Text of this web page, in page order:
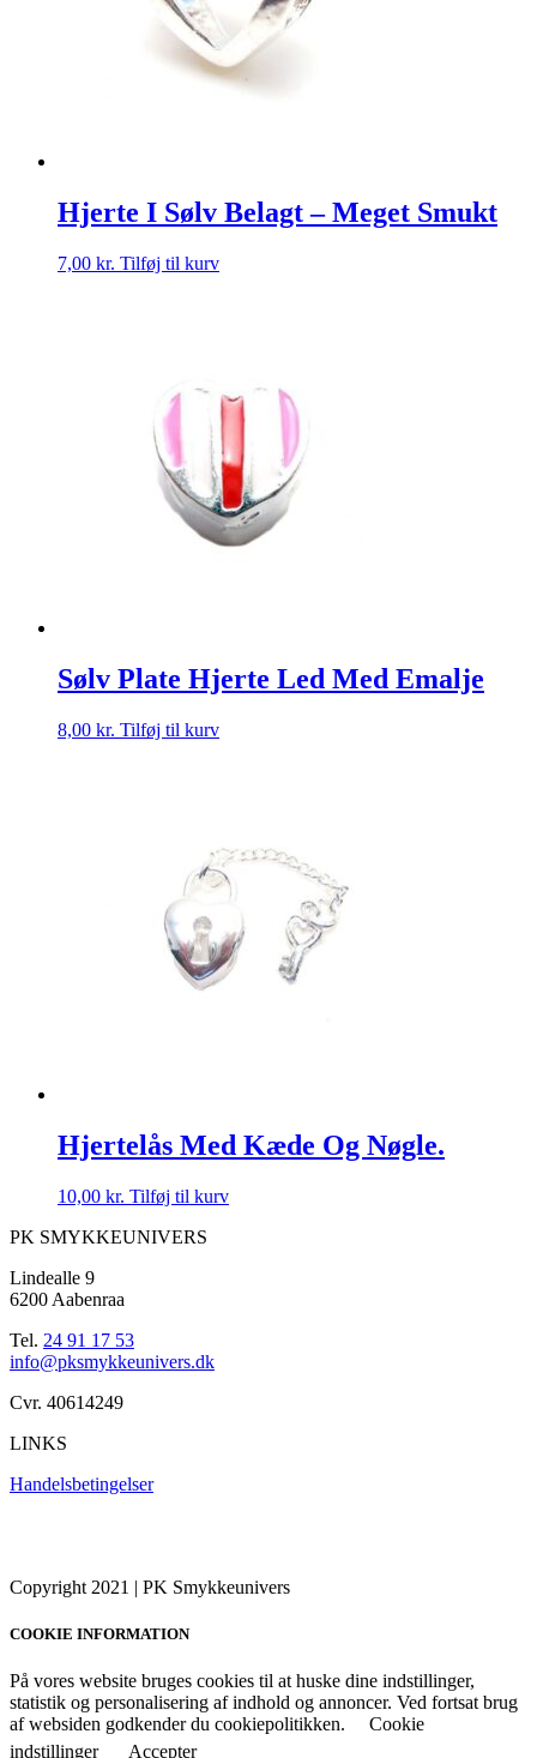
Hjerte I Sølv Belagt – Meget Smukt
7,00 kr. Tilføj til kurv
Sølv Plate Hjerte Led Med Emalje
8,00 kr. Tilføj til kurv
Hjertelås Med Kæde Og Nøgle.
10,00 kr. Tilføj til kurv
PK SMYKKEUNIVERS
Lindealle 9
6200 Aabenraa
Tel. 24 91 17 53
info@pksmykkeunivers.dk
Cvr. 40614249
LINKS
Handelsbetingelser
Copyright 2021 | PK Smykkeunivers
COOKIE INFORMATION
På vores website bruges cookies til at huske dine indstillinger,
statistik og personalisering af indhold og annoncer. Ved fortsat brug
af websiden godkender du cookiepolitikken.
Cookie
indstillinger
Accepter